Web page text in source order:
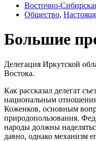
Восточно-
Общество,
Большие
Делегация Иркутской
Востока.
Как рассказал делегат
национальным
Коженков, основным
природопользования.
народы должны
давно, однако механизм